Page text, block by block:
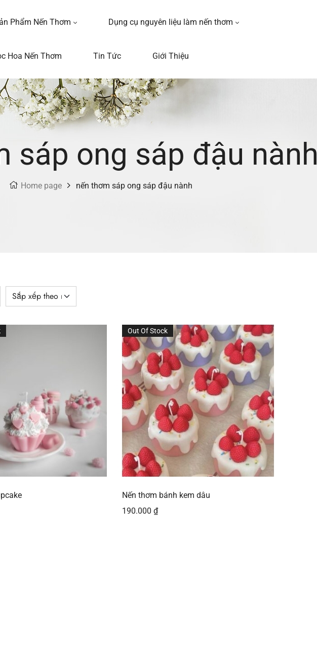
Phẩm Nến Thơm Dụng cụ nguyên liệu làm nến thơm
Hoa Nến Thơm Tin Tức Giới Thiệu
sáp ong sáp đậu nành
Home page nến thơm sáp ong sáp đậu nành
Out Of Stock
Nến thơm bánh kem dâu
190.000 ₫